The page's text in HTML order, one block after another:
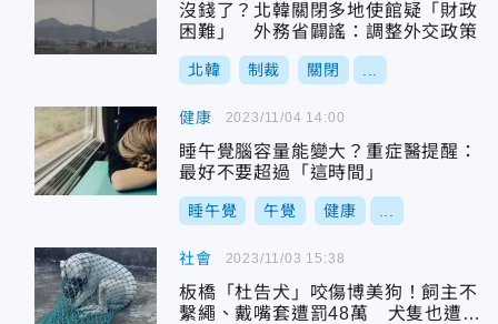
沒錢了？北韓關閉多地使館疑「財政
困難」 外務省闢謠：調整外交政策
北韓 制裁 關閉
健康
睡午覺腦容量能變大？重症醫提醒：
最好不要超過「這時間」
睡午覺 午覺 健康
2023/11/04 14:00
社會
板橋「杜告犬」咬傷博美狗！飼主不
繫繩、戴嘴套遭罰48萬 犬隻也遭沒
2023/11/03 15:38